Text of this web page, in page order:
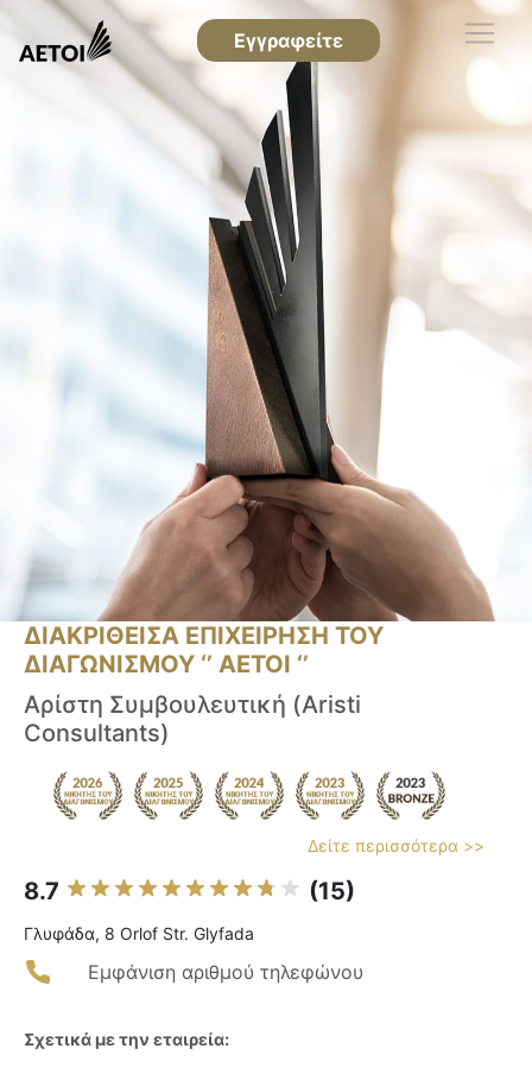
Εγγραφείτε
ΔΙΑΚΡΙΘΕΙΣΑ ΕΠΙΧΕΙΡΗΣΗ ΤΟΥ
ΔΙΑΓΩΝΙΣΜΟΥ ‘’ ΑΕΤΟΙ ‘’
Αρίστη Συμβουλευτική (Aristi
Consultants)
Δείτε περισσότερα >>
8.7 (15)
Γλυφάδα, 8 Orlof Str. Glyfada
Εμφάνιση αριθμού τηλεφώνου
Σχετικά με την εταιρεία: